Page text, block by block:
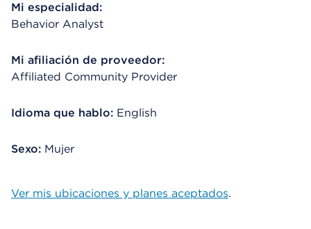
Mi especialidad:
Behavior Analyst
Mi afiliación de proveedor:
Affiliated Community Provider
Idioma que hablo: English
Sexo: Mujer
Ver mis ubicaciones y planes aceptados.